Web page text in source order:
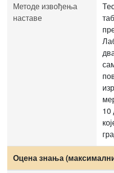
Методе извођења
наставе
10
Оцена знања